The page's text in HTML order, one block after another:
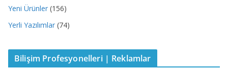
Yeni Ürünler (156)
Yerli Yazılımlar (74)
Bilişim Profesyonelleri | Reklamlar